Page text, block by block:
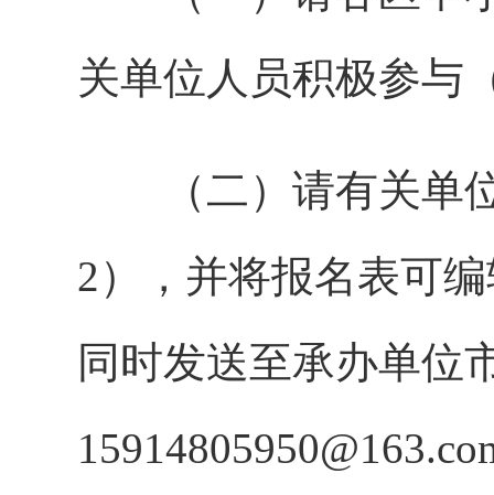
关单位人员积极参与
（二）请有关单位
2），并将报名表可
同时发送至承办单位